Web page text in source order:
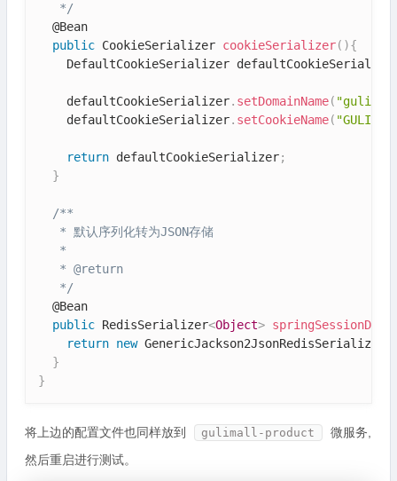
   */
  @Bean
public CookieSerializer cookieSerializer( ){
DefaultCookieSerializer
    defaultCookieSerializer
. setDomainName(
    defaultCookieSerializer
. setCookieName(
return defaultCookieSerializer;
}
/**
   * 默认序列化转为JSON存储
   *
   * @return
   */
  @Bean
public RedisSerializer<Object>
return new GenericJackson2JsonRedisSerializer
}
}
将上边的配置文件也同样放到 gulimall-product
微服务,
然后重启进行测试。